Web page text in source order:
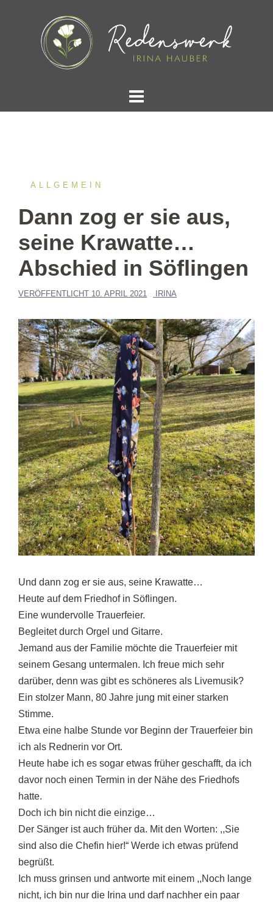
ALLGEMEIN
Dann zog er sie aus,
seine Krawatte…
Abschied in Söflingen
VERÖFFENTLICHT 10. APRIL 2021 IRINA
Und dann zog er sie aus, seine Krawatte…
Heute auf dem Friedhof in Söflingen.
Eine wundervolle Trauerfeier.
Begleitet durch Orgel und Gitarre.
Jemand aus der Familie möchte die Trauerfeier mit
seinem Gesang untermalen. Ich freue mich sehr
darüber, denn was gibt es schöneres als Livemusik?
Ein stolzer Mann, 80 Jahre jung mit einer starken
Stimme.
Etwa eine halbe Stunde vor Beginn der Trauerfeier bin
ich als Rednerin vor Ort.
Heute habe ich es sogar etwas früher geschafft, da ich
davor noch einen Termin in der Nähe des Friedhofs
hatte.
Doch ich bin nicht die einzige…
Der Sänger ist auch früher da. Mit den Worten: ,,Sie
sind also die Chefin hier!“ Werde ich etwas prüfend
begrüßt.
Ich muss grinsen und antworte mit einem ,,Noch lange
nicht, ich bin nur die Irina und darf nachher ein paar